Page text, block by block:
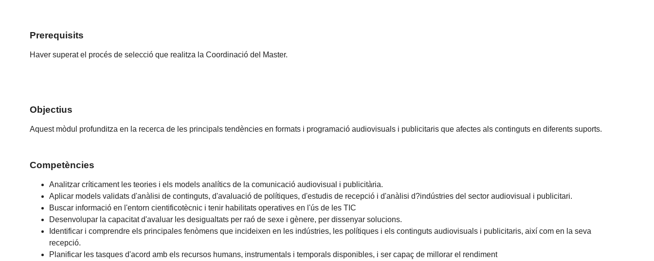
Prerequisits
Haver superat el procés de selecció que realitza la Coordinació del Master.
Objectius
Aquest mòdul profunditza en la recerca de les principals tendències en formats i programació audiovisuals i publicitaris que afectes als continguts en diferents suports.
Competències
Analitzar críticament les teories i els models analítics de la comunicació audiovisual i publicitària.
Aplicar models validats d'anàlisi de continguts, d'avaluació de polítiques, d'estudis de recepció i d'anàlisi d?indústries del sector audiovisual i publicitari.
Buscar informació en l'entorn cientificotècnic i tenir habilitats operatives en l'ús de les TIC
Desenvolupar la capacitat d'avaluar les desigualtats per raó de sexe i gènere, per dissenyar solucions.
Identificar i comprendre els principales fenòmens que incideixen en les indústries, les polítiques i els continguts audiovisuals i publicitaris, així com en la seva
recepció.
Planificar les tasques d'acord amb els recursos humans, instrumentals i temporals disponibles, i ser capaç de millorar el rendiment